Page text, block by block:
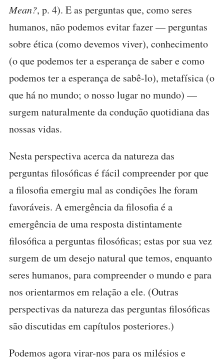
Mean?, p. 4). E as perguntas que, como seres
humanos, não podemos evitar fazer — perguntas
sobre ética (como devemos viver), conhecimento
(o que podemos ter a esperança de saber e como
podemos ter a esperança de sabê-lo), metafísica (o
que há no mundo; o nosso lugar no mundo) —
surgem naturalmente da condução quotidiana das
nossas vidas.
Nesta perspectiva acerca da natureza das
perguntas filosóficas é fácil compreender por que
a filosofia emergiu mal as condições lhe foram
favoráveis. A emergência da filosofia é a
emergência de uma resposta distintamente
filosófica a perguntas filosóficas; estas por sua vez
surgem de um desejo natural que temos, enquanto
seres humanos, para compreender o mundo e para
nos orientarmos em relação a ele. (Outras
perspectivas da natureza das perguntas filosóficas
são discutidas em capítulos posteriores.)
Podemos agora virar-nos para os milésios e